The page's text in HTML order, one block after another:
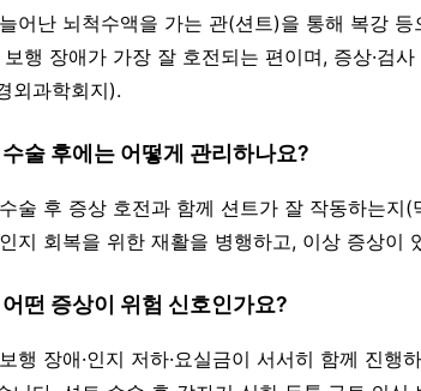
어난 뇌척수액을 가는 관(션트)을 통해 복강
보행 장애가 가장 잘 호전되는 편이며, 증상·검
외과학회지).
술 후에는 어떻게 관리하나요?
술 후 증상 호전과 함께 션트가 잘 작동하는지(
인지 회복을 위한 재활을 병행하고, 이상 증상이
떤 증상이 위험 신호인가요?
행 장애·인지 저하·요실금이 서서히 함께 진행